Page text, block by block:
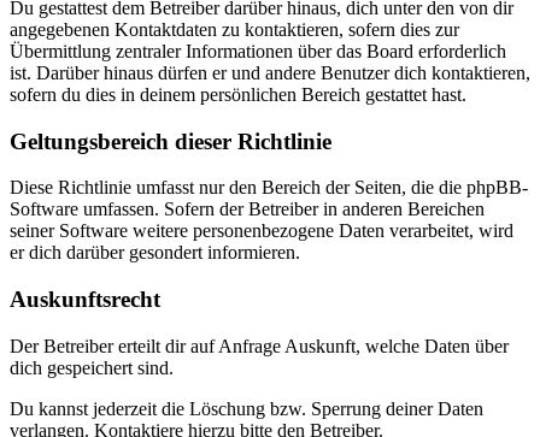
Du gestattest dem Betreiber darüber hinaus, dich unter den von dir
angegebenen Kontaktdaten zu kontaktieren, sofern dies zur
Übermittlung zentraler Informationen über das Board erforderlich
ist. Darüber hinaus dürfen er und andere Benutzer dich kontaktieren,
sofern du dies in deinem persönlichen Bereich gestattet hast.
Geltungsbereich dieser Richtlinie
Diese Richtlinie umfasst nur den Bereich der Seiten, die die phpBB-
Software umfassen. Sofern der Betreiber in anderen Bereichen
seiner Software weitere personenbezogene Daten verarbeitet, wird
er dich darüber gesondert informieren.
Auskunftsrecht
Der Betreiber erteilt dir auf Anfrage Auskunft, welche Daten über
dich gespeichert sind.
Du kannst jederzeit die Löschung bzw. Sperrung deiner Daten
verlangen. Kontaktiere hierzu bitte den Betreiber.